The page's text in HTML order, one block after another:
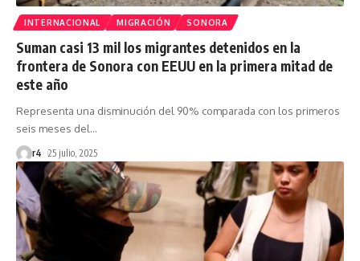
INTERNACIONAL MIGRACIÓN SONORA
Suman casi 13 mil los migrantes detenidos en la
frontera de Sonora con EEUU en la primera mitad de
este año
Representa una disminución del 90% comparada con los primeros
seis meses del…
r4 25 julio, 2025